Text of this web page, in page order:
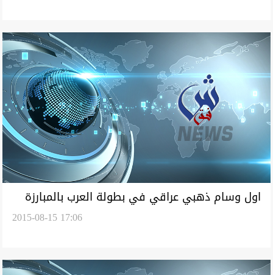
اول وسام ذهبي عراقي في بطولة العرب بالمبارزة
2015-08-15 17:06